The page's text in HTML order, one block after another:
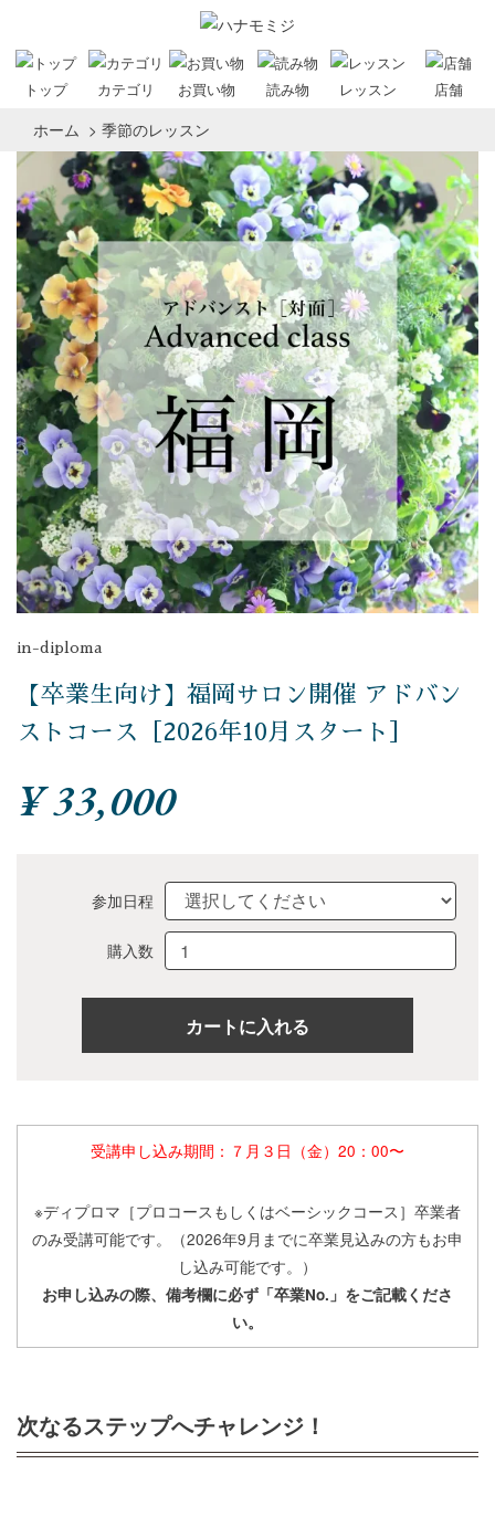
トップ カテゴリ お買い物 読み物 レッスン 店舗
ホーム > 季節のレッスン
in-diploma
【卒業生向け】福岡サロン開催 アドバン
ストコース［2026年10月スタート］
¥ 33,000
参加日程
購入数
受講申し込み期間：７月３日（金）20：00〜
※ディプロマ［プロコースもしくはベーシックコース］卒業者
のみ受講可能です。（2026年9月までに卒業見込みの方もお申
し込み可能です。）
お申し込みの際、備考欄に必ず「卒業No.」をご記載くださ
い。
次なるステップへチャレンジ！